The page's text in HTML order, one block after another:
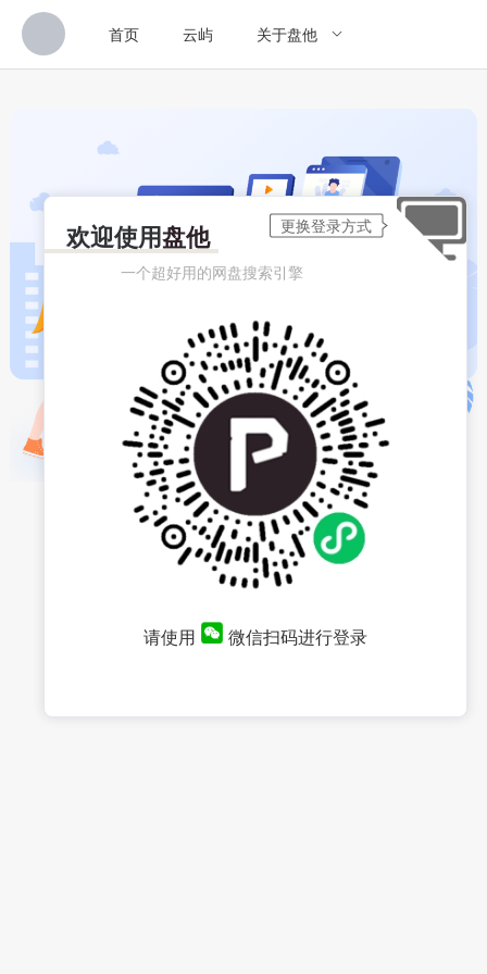
首页 云屿 关于盘他
欢迎使用盘他
一个超好用的网盘搜索引擎
请使用 微信扫码进行登录